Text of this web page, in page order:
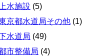
上水施設 (5)
京都水道局その他 (1)
水道局 (49)
市整備局 (4)